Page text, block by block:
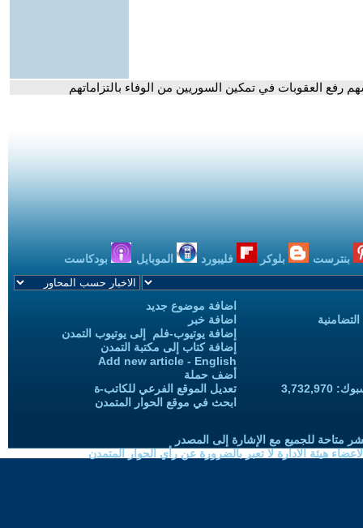
رفع العقوبات في تمكين السوريين من الوفاء بالتزاماتهم
بنترست بلوكر فليبورد الموبايل بودكاست
اضافة موضوع جديد
اضافة خبر
إضافة يوتيوب-فلم إلى يوتيوب التمدن
إضافة كتاب إلى مكتبة التمدن
Add new article - English
أضف حملة
تعديل الموقع الفرعي للكاتب-ة
ابحث في موقع الحوار المتمدن
متاحة للجميع مع الإشارة إلى المصدر
هيئة الادارة لا تعبر بالضرورة عن رأي الحوار المتمدن